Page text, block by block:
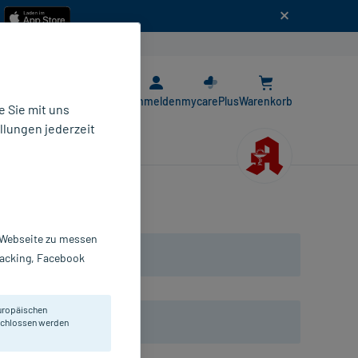
AnmeldenmycarePlusWarenkorb
Sie mit uns
jederzeit
zu messen
Facebook
werden